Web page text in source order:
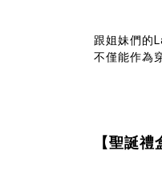
跟姐妹們的
不僅能作為
【聖誕禮